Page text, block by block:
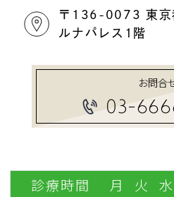
〒136-0073 東京
ルナパレス1階
お問合
03-
診療時間 月 火 水